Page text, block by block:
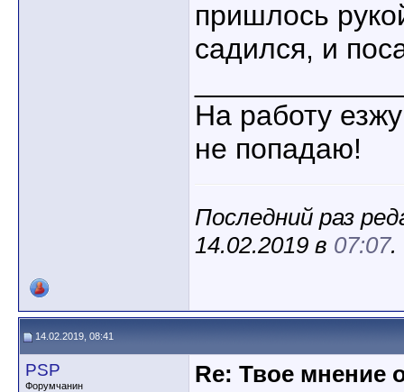
пришлось
садился, и
На работу
не попадаю!
Последний раз
14.02.2019 в 07:07.
14.02.2019, 08:41
PSP
Форумчанин
Re: Твое мнение